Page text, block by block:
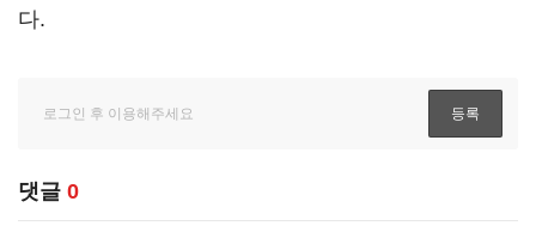
다.
댓글 0